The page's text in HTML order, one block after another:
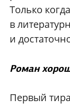
Только
в
и
Роман
Первый